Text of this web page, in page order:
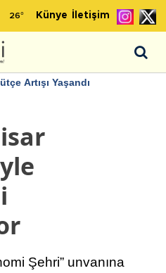
26° Künye İletişim
Artışı Yaşandı
Şehri” unvanına